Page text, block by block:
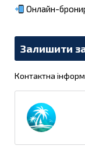
Онлайн-
Залишити
Контактна